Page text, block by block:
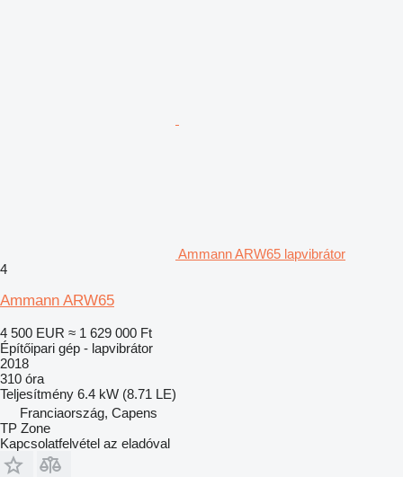
Ammann ARW65 lapvibrátor
4
Ammann ARW65
4 500 EUR ≈ 1 629 000 Ft
Építőipari gép - lapvibrátor
2018
310 óra
Teljesítmény 6.4 kW (8.71 LE)
Franciaország, Capens
TP Zone
Kapcsolatfelvétel az eladóval